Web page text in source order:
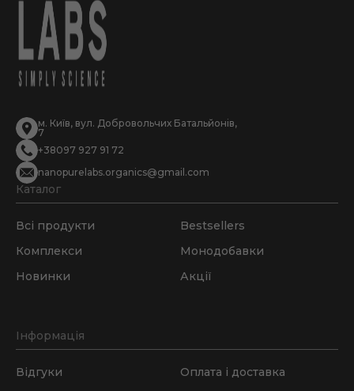
м. Київ, вул. Добровольчих Батальйонів,
7
+38097 927 91 72
nanopurelabs.organics@gmail.com
Каталог
Всі продукти
Bestsellers
Комплекси
Монодобавки
Новинки
Акції
Інформація
Відгуки
Оплата і доставка